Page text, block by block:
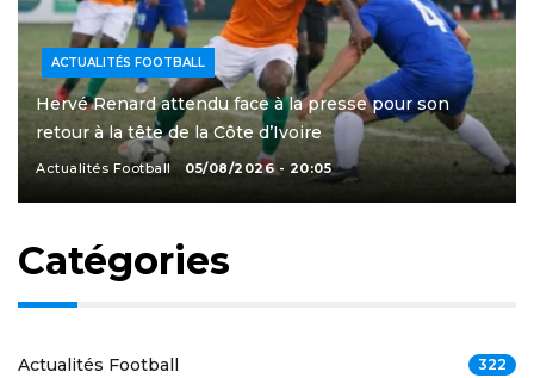
ACTUALITÉS FOOTBALL
Hervé Renard attendu face à la presse pour son
retour à la tête de la Côte d’Ivoire
Actualités Football 05/08/2026 - 20:05
Catégories
Actualités Football 322